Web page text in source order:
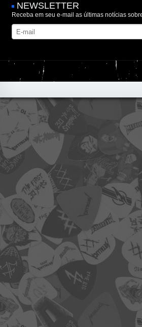
NEWSLETTER
Receba em seu e-mail as últimas notícias